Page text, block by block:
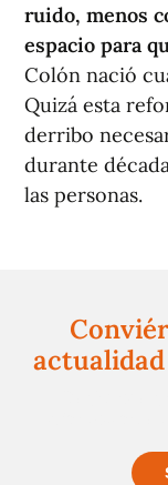
ruido, menos
espacio para
Colón nació
Quizá esta
derribo
durante
las personas.